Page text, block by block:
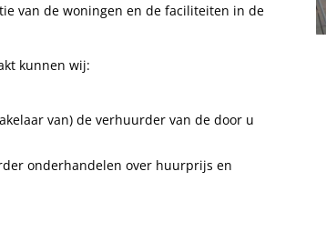
van de woningen en de faciliteiten in de
kunnen wij:
van) de verhuurder van de door u
onderhandelen over huurprijs en